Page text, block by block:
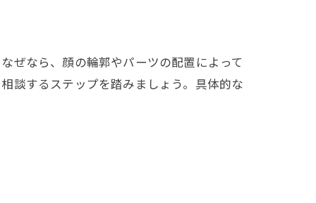
ぜなら、顔の輪郭やパーツの配置によって
談するステップを踏みましょう。具体的な